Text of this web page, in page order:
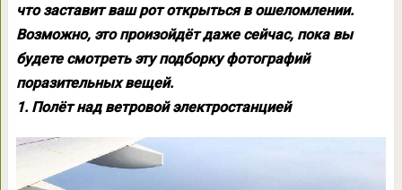
что заставит ваш рот открыться в ошеломлении.
Возможно, это произойдёт даже сейчас, пока вы
будете смотреть эту подборку фотографий
поразительных вещей.
1. Полёт над ветровой электростанцией